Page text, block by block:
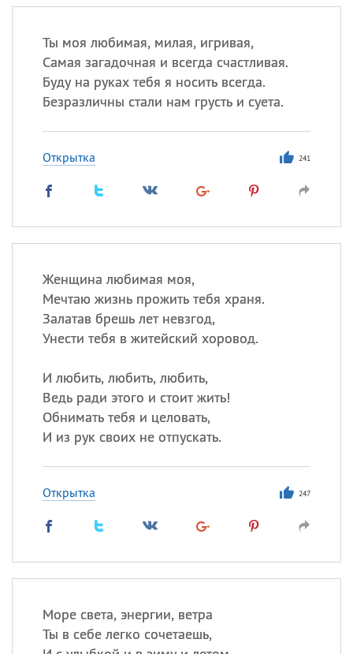
Ты моя любимая, милая, игривая,
Самая загадочная и всегда счастливая.
Буду на руках тебя я носить всегда.
Безразличны стали нам грусть и суета.
Открытка 241
Женщина любимая моя,
Мечтаю жизнь прожить тебя храня.
Залатав брешь лет невзгод,
Унести тебя в житейский хоровод.
И любить, любить, любить,
Ведь ради этого и стоит жить!
Обнимать тебя и целовать,
И из рук своих не отпускать.
Открытка 247
Море света, энергии, ветра
Ты в себе легко сочетаешь,